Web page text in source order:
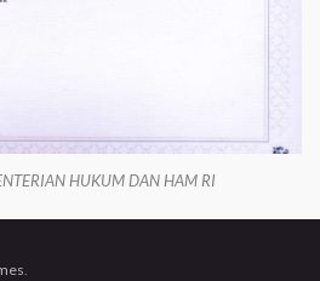
HUKUM DAN HAM RI